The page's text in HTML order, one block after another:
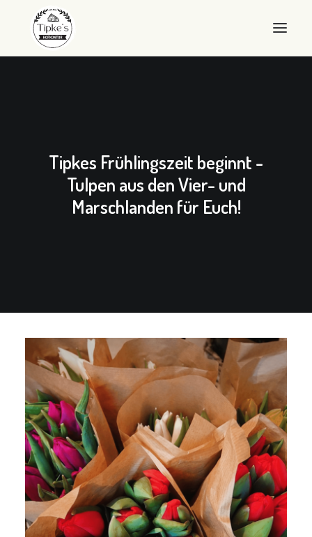
LANDEIER
LANDEIS
Tipkes Frühlingszeit beginnt -
Tulpen aus den Vier- und
Marschlanden für Euch!